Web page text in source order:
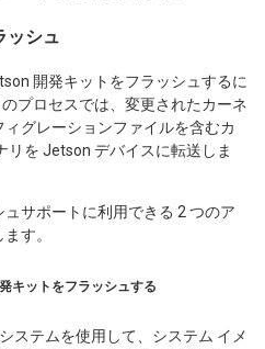
ッシュ
開発キットをフラッシュするに
プロセスでは、変更されたカーネ
グレーションファイルを含むカ
リを Jetson デバイスに転送しま
サポートに利用できる 2 つのア
す。
キットをフラッシュする
ステムを使用して、システム イメ